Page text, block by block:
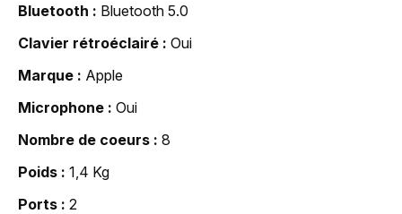
Bluetooth
Bluetooth 5.0
Clavier rétroéclairé
Oui
Marque
Apple
Microphone
Oui
Nombre de coeurs
8
Poids
1,4 Kg
Ports
2